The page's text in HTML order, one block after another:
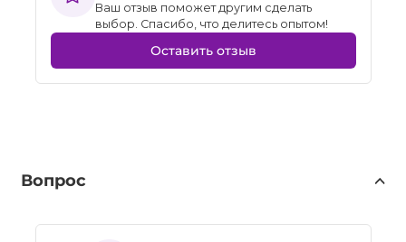
Ваш отзыв поможет другим сделать
выбор. Спасибо, что делитесь опытом!
Оставить отзыв
Вопрос